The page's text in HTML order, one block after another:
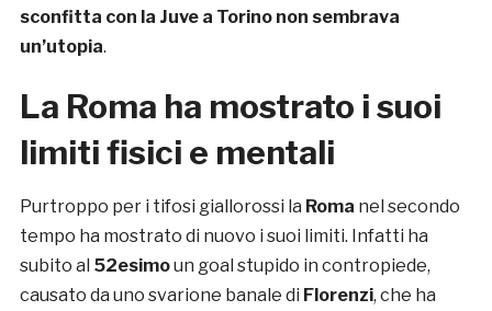
sconfitta con la Juve a Torino non sembrava
un’utopia.
La Roma ha mostrato i suoi
limiti fisici e mentali
Purtroppo per i tifosi giallorossi la Roma nel secondo
tempo ha mostrato di nuovo i suoi limiti. Infatti ha
subito al 52esimoun goal stupido in contropiede,
causato da uno svarione banale di Florenzi, che ha